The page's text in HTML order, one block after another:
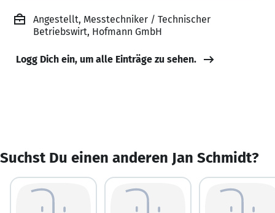
Angestellt, Messtechniker / Technischer
Betriebswirt, Hofmann GmbH
Logg Dich ein, um alle Einträge zu sehen.
Suchst Du einen anderen Jan Schmidt?